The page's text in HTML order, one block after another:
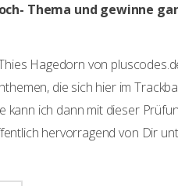
Thema und gewinne
Hagedorn von
die sich hier im
kann ich dann mit dieser
hervorragend von Dir